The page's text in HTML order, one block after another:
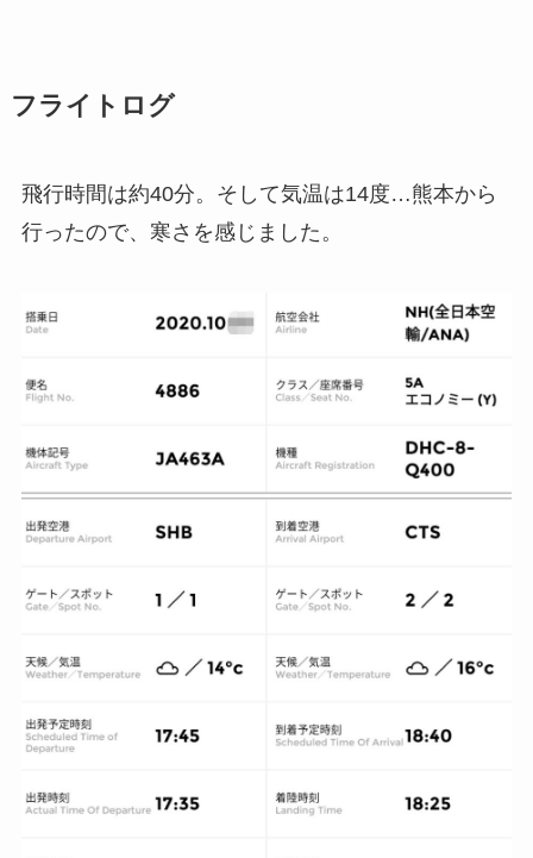
フライトログ
飛行時間は約40分。そして気温は14度…熊本から
行ったので、寒さを感じました。